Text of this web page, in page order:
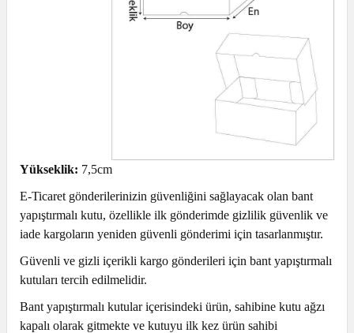
Yükseklik: 7,5cm
E-Ticaret gönderilerinizin güvenliğini sağlayacak olan bant
yapıştırmalı kutu, özellikle ilk gönderimde gizlilik güvenlik ve
iade kargoların yeniden güvenli gönderimi için tasarlanmıştır.
Güvenli ve gizli içerikli kargo gönderileri için bant yapıştırmalı
kutuları tercih edilmelidir.
Bant yapıştırmalı kutular içerisindeki ürün, sahibine kutu ağzı
kapalı olarak gitmekte ve kutuyu ilk kez ürün sahibi